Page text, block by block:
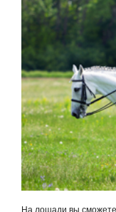
На лошади вы сможете